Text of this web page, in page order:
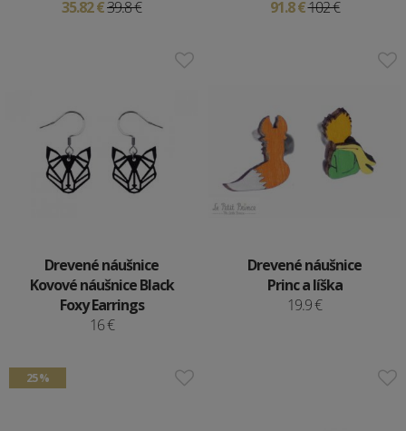
35.82 €39.8 €
91.8 €102 €
Drevené náušnice
Kovové náušnice Black
Foxy Earrings
16 €
Drevené náušnice
Princ a líška
19.9 €
25 %